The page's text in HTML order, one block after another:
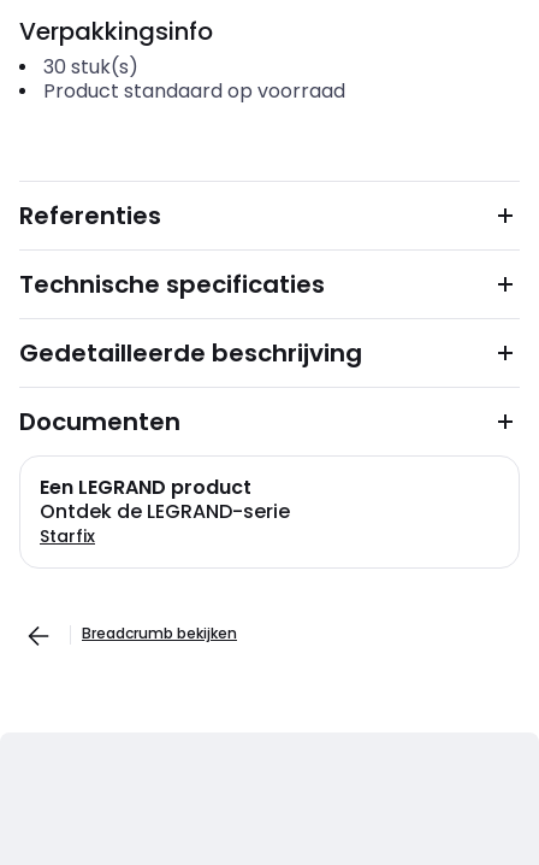
Verpakkingsinfo
30 stuk(s)
Product standaard op voorraad
Referenties
Technische specificaties
Gedetailleerde beschrijving
Documenten
Een LEGRAND product
Ontdek de LEGRAND-serie
Starfix
Breadcrumb bekijken